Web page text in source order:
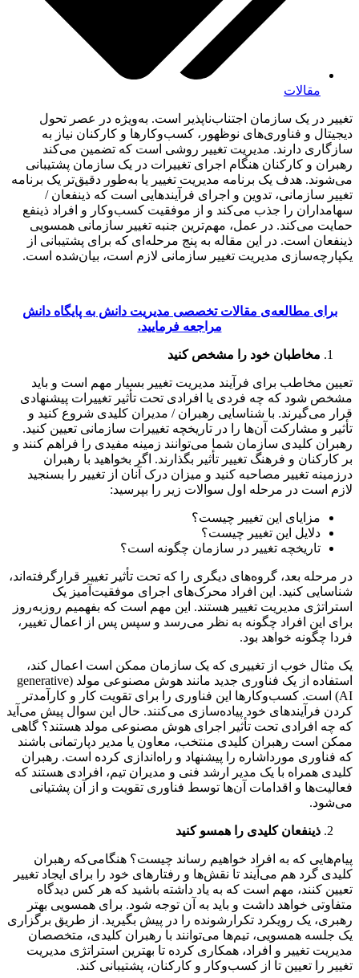
مقالات
تغییر در یک سازمان اجتناب‌ناپذیر است. به‌ویژه در عصر تحول
دیجیتال و فناوری‌های نوظهور، کسب‌وکارها و کارکنان نیاز به
سازگاری دارند. مدیریت تغییر روشی است که تضمین می‌کند
رهبران و کارکنان هنگام اجرای تغییرات در یک سازمان پشتیبانی
می‌شوند. هدف یک برنامه مدیریت تغییر یا به‌طور دقیق‌تر یک برنامه
تغییر سازمانی، تدوین و اجرای فرآیندهایی است که ذینفعان /
سهامداران را جذب می‌کند و از موفقیت کسب‌وکار و افراد ذینفع
حمایت می‌کند. در عمل، مهم‌ترین جنبه تغییر سازمانی همسویی
ذینفعان است. در این مقاله به پنج مرحله‌ای که برای پشتیبانی از
یکپارچه‌سازی مدیریت تغییر سازمانی لازم است، بیان‌شده است.
برای مطالعه‌ی مقالات تخصصی مدیریت دانش به پایگاه دانش
مراجعه فرمایید.
مخاطبان خود را مشخص کنید
تعیین مخاطب برای فرآیند مدیریت تغییر بسیار مهم است و باید
مشخص شود که چه فردی یا افرادی تحت تأثیر تغییرات پیشنهادی
قرار می‎‌گیرند. با شناسایی رهبران / مدیران کلیدی شروع کنید و
تأثیر و مشارکت آن‌ها را در تاریخچه تغییرات سازمانی تعیین کنید.
رهبران کلیدی سازمان شما می‌توانند زمینه مفیدی را فراهم کنند و
بر کارکنان و فرهنگ تغییر تأثیر بگذارند. اگر بخواهید با رهبران
درزمینه تغییر مصاحبه کنید و میزان درک آنان از تغییر را بسنجید
لازم است در مرحله اول سوالات زیر را بپرسید:
مزایای این تغییر چیست؟
دلایل این تغییر چیست؟
تاریخچه تغییر در سازمان چگونه است؟
در مرحله بعد، گروه‌های دیگری را که تحت تأثیر تغییر قرارگرفته‌اند،
شناسایی کنید. این افراد محرک‌های اجرای موفقیت‌آمیز یک
استراتژی مدیریت تغییر هستند. این مهم است که بفهمیم روزبه‌روز
برای این افراد چگونه به نظر می‌رسد و سپس پس از اعمال تغییر،
فردا چگونه خواهد بود.
یک مثال خوب از تغییری که یک سازمان ممکن است اعمال کند،
استفاده از یک فناوری جدید مانند هوش مصنوعی مولد (generative
AI) است. کسب‌وکارها این فناوری را برای تقویت کار و کارآمدتر
کردن فرآیندهای خود پیاده‌سازی می‌کنند. حال این سوال پیش می‌آید
که چه افرادی تحت تأثیر اجرای هوش مصنوعی مولد هستند؟ گاهی
ممکن است رهبران کلیدی منتخب، معاون یا مدیر دپارتمانی باشند
که فناوری مورداشاره را پیشنهاد و راه‌اندازی کرده است. رهبران
کلیدی همراه با یک مدیر ارشد فنی و مدیران تیم، افرادی هستند که
فعالیت‌ها و اقدامات آن‌ها توسط فناوری تقویت و از آن پشتیانی
می‌شود.
ذینفعان کلیدی را همسو کنید
پیام‌هایی که به افراد خواهیم رساند چیست؟ هنگامی‌که رهبران
کلیدی گرد هم می‌آیند تا نقش‌ها و رفتارهای خود را برای ایجاد تغییر
تعیین کنند، مهم است که به یاد داشته باشید که هر کس دیدگاه
متفاوتی خواهد داشت و باید به آن توجه شود. برای همسویی بهتر
رهبری، یک رویکرد تکرارشونده را در پیش بگیرید. از طریق برگزاری
یک جلسه همسویی، تیم‌ها می‌توانند با رهبران کلیدی، متخصصان
مدیریت تغییر و افراد، همکاری کرده تا بهترین استراتژی مدیریت
تغییر را تعیین تا از کسب‌وکار و کارکنان، پشتیبانی کند.